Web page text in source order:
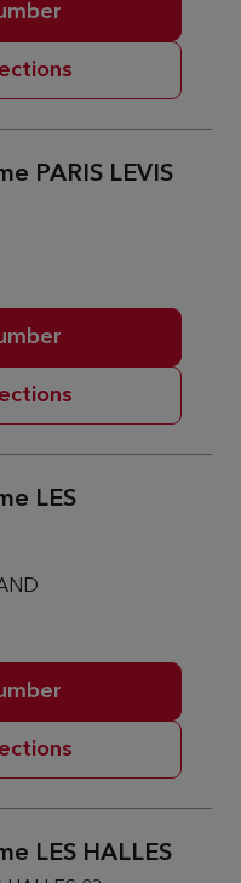
PARIS LEVIS
LES
LES HALLES